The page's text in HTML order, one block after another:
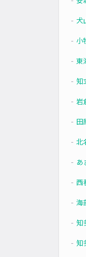
犬
小
東
知
岩
田
北
あ
西
海
知
知